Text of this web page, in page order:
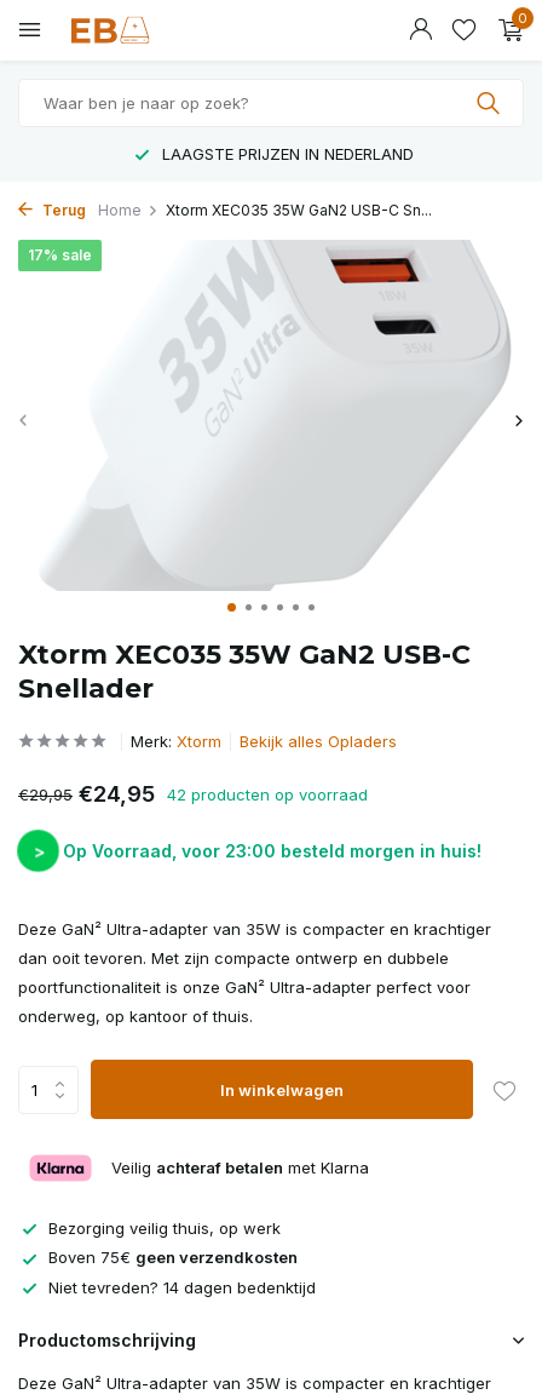
0
LAAGSTE PRIJZEN IN NEDERLAND
Terug Home Xtorm XEC035 35W GaN2 USB-C Sn...
Xtorm XEC035 35W GaN2 USB-C
Snellader
17% sale
Merk: Xtorm Bekijk alles Opladers
€29,95 €24,95 42 producten op voorraad
> Op Voorraad, voor 23:00 besteld morgen in huis!
Deze GaN² Ultra-adapter van 35W is compacter en krachtiger
dan ooit tevoren. Met zijn compacte ontwerp en dubbele
poortfunctionaliteit is onze GaN² Ultra-adapter perfect voor
onderweg, op kantoor of thuis.
In winkelwagen
Veilig achteraf betalen met Klarna
Bezorging veilig thuis, op werk
Boven 75€ geen verzendkosten
Niet tevreden? 14 dagen bedenktijd
Productomschrijving
Deze GaN² Ultra-adapter van 35W is compacter en krachtiger